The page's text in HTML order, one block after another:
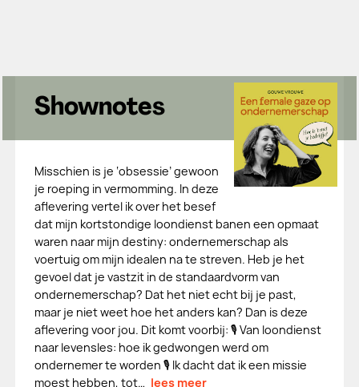
Shownotes
Misschien is je ‘obsessie’ gewoon
je roeping in vermomming. In deze
aflevering vertel ik over het besef
dat mijn kortstondige loondienst banen een opmaat
waren naar mijn destiny: ondernemerschap als
voertuig om mijn idealen na te streven. Heb je het
gevoel dat je vastzit in de standaardvorm van
ondernemerschap? Dat het niet echt bij je past,
maar je niet weet hoe het anders kan? Dan is deze
aflevering voor jou. Dit komt voorbij: 🎙 Van loondienst
naar levensles: hoe ik gedwongen werd om
ondernemer te worden 🎙 Ik dacht dat ik een missie
moest hebben, tot… lees meer